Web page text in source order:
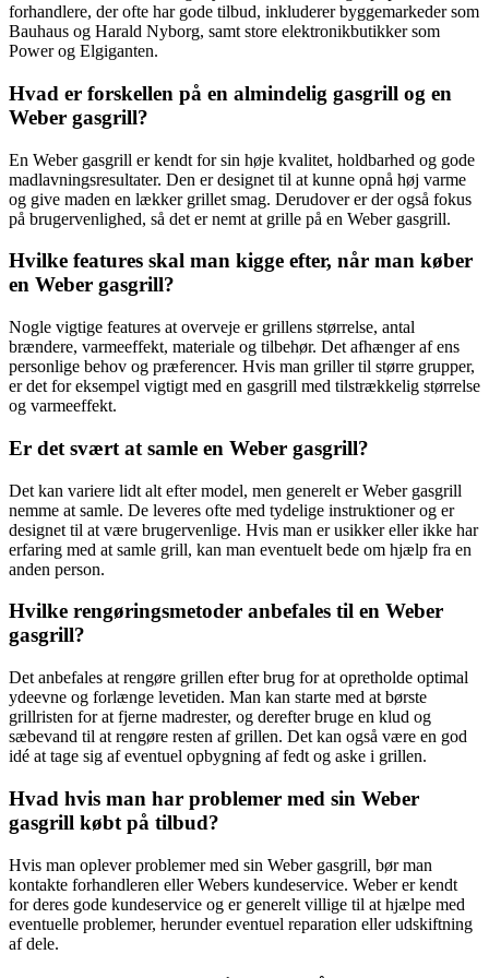
forhandlere, der ofte har gode tilbud, inkluderer byggemarkeder som
Bauhaus og Harald Nyborg, samt store elektronikbutikker som
Power og Elgiganten.
Hvad er forskellen på en almindelig gasgrill og en
Weber gasgrill?
En Weber gasgrill er kendt for sin høje kvalitet, holdbarhed og gode
madlavningsresultater. Den er designet til at kunne opnå høj varme
og give maden en lækker grillet smag. Derudover er der også fokus
på brugervenlighed, så det er nemt at grille på en Weber gasgrill.
Hvilke features skal man kigge efter, når man køber
en Weber gasgrill?
Nogle vigtige features at overveje er grillens størrelse, antal
brændere, varmeeffekt, materiale og tilbehør. Det afhænger af ens
personlige behov og præferencer. Hvis man griller til større grupper,
er det for eksempel vigtigt med en gasgrill med tilstrækkelig størrelse
og varmeeffekt.
Er det svært at samle en Weber gasgrill?
Det kan variere lidt alt efter model, men generelt er Weber gasgrill
nemme at samle. De leveres ofte med tydelige instruktioner og er
designet til at være brugervenlige. Hvis man er usikker eller ikke har
erfaring med at samle grill, kan man eventuelt bede om hjælp fra en
anden person.
Hvilke rengøringsmetoder anbefales til en Weber
gasgrill?
Det anbefales at rengøre grillen efter brug for at opretholde optimal
ydeevne og forlænge levetiden. Man kan starte med at børste
grillristen for at fjerne madrester, og derefter bruge en klud og
sæbevand til at rengøre resten af grillen. Det kan også være en god
idé at tage sig af eventuel opbygning af fedt og aske i grillen.
Hvad hvis man har problemer med sin Weber
gasgrill købt på tilbud?
Hvis man oplever problemer med sin Weber gasgrill, bør man
kontakte forhandleren eller Webers kundeservice. Weber er kendt
for deres gode kundeservice og er generelt villige til at hjælpe med
eventuelle problemer, herunder eventuel reparation eller udskiftning
af dele.